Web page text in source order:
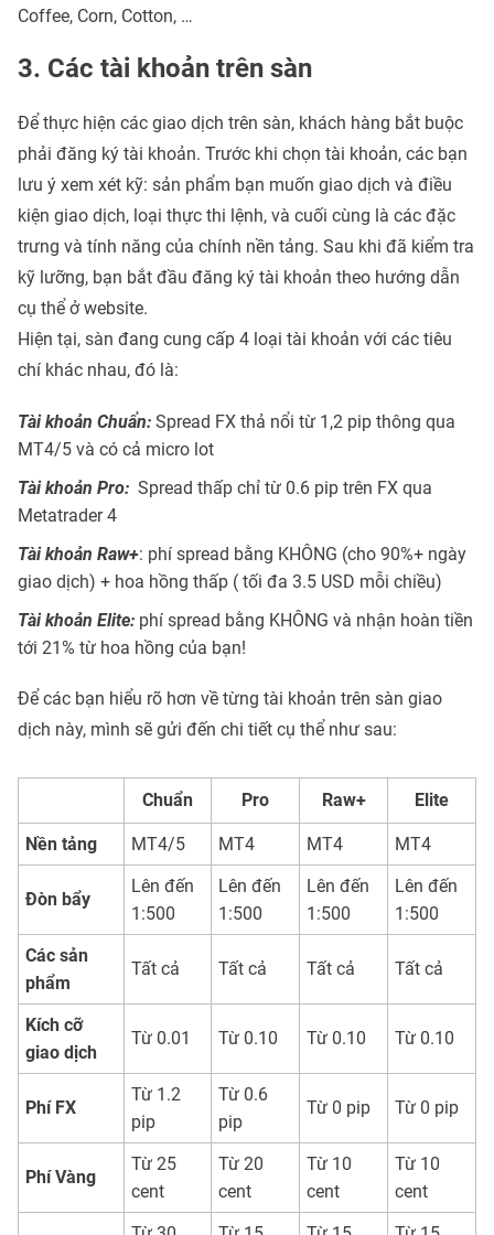
Coffee, Corn, Cotton, …
3. Các tài khoản trên sàn
Để thực hiện các giao dịch trên sàn, khách hàng bắt buộc
phải đăng ký tài khoản. Trước khi chọn tài khoản, các bạn
lưu ý xem xét kỹ: sản phẩm bạn muốn giao dịch và điều
kiện giao dịch, loại thực thi lệnh, và cuối cùng là các đặc
trưng và tính năng của chính nền tảng. Sau khi đã kiểm tra
kỹ lưỡng, bạn bắt đầu đăng ký tài khoản theo hướng dẫn
cụ thể ở website.
Hiện tại, sàn đang cung cấp 4 loại tài khoản với các tiêu
chí khác nhau, đó là:
Tài khoản Chuẩn: Spread FX thả nổi từ 1,2 pip thông qua
MT4/5 và có cả micro lot
Tài khoản Pro: Spread thấp chỉ từ 0.6 pip trên FX qua
Metatrader 4
Tài khoản Raw+: phí spread bằng KHÔNG (cho 90%+ ngày
giao dịch) + hoa hồng thấp ( tối đa 3.5 USD mỗi chiều)
Tài khoản Elite: phí spread bằng KHÔNG và nhận hoàn tiền
tới 21% từ hoa hồng của bạn!
Để các bạn hiểu rõ hơn về từng tài khoản trên sàn giao
dịch này, mình sẽ gửi đến chi tiết cụ thể như sau:
Chuẩn Pro Raw+ Elite
Nền tảng MT4/5 MT4 MT4 MT4
Đòn bẩy
Lên đến
1:500
Lên đến
1:500
Lên đến
1:500
Lên đến
1:500
Các sản
phẩm
Tất cả Tất cả Tất cả Tất cả
Kích cỡ
giao dịch
Từ 0.01 Từ 0.10 Từ 0.10 Từ 0.10
Phí FX
Từ 1.2
pip
Từ 0.6
pip
Từ 0 pip Từ 0 pip
Phí Vàng
Từ 25
cent
Từ 20
cent
Từ 10
cent
Từ 10
cent